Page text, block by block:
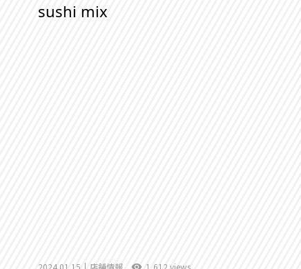
sushi mix
2024.01.15 店舗情報 1,612 views